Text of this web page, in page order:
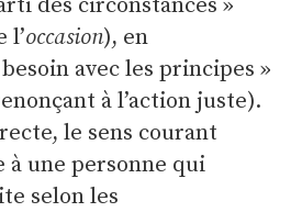
l’occasion), en
avec les principes »
à l’action juste).
le sens courant
à une personne qui
selon les